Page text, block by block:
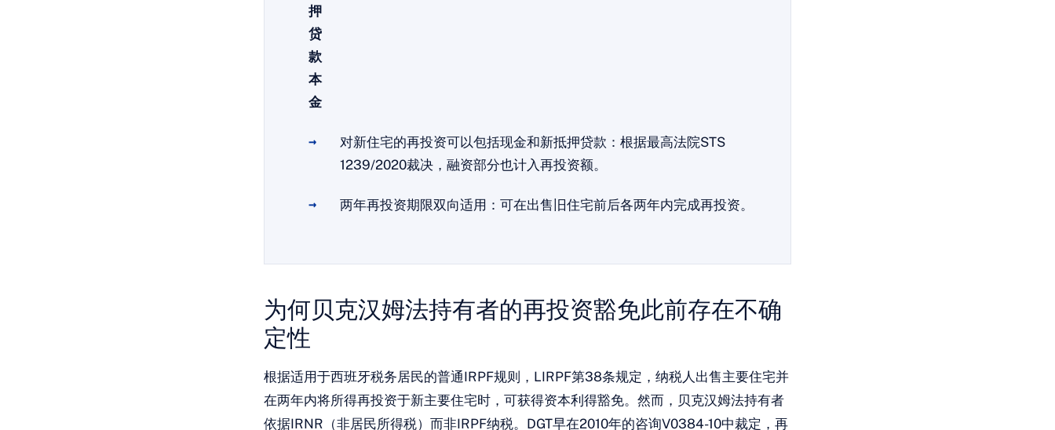
押
贷
款
本
金
对新住宅的再投资可以包括现金和新抵押贷款：根据最高法院STS
1239/2020裁决，融资部分也计入再投资额。
两年再投资期限双向适用：可在出售旧住宅前后各两年内完成再投资。
为何贝克汉姆法持有者的再投资豁免此前存在不确
定性
根据适用于西班牙税务居民的普通IRPF规则，LIRPF第38条规定，纳税人出售主要住宅并
在两年内将所得再投资于新主要住宅时，可获得资本利得豁免。然而，贝克汉姆法持有者
依据IRNR（非居民所得税）而非IRPF纳税。DGT早在2010年的咨询V0384-10中裁定，再